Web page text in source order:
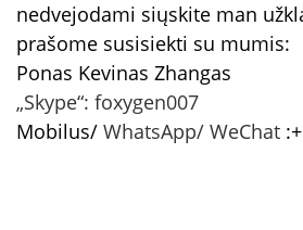
nedvejodami siųskite man
prašome susisiekti su mumis:
Ponas Kevinas Zhangas
„Skype“: foxygen007
Mobilus/ WhatsApp/ WeChat